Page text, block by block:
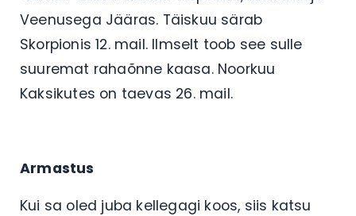
Veenusega Jääras. Täiskuu särab
Skorpionis 12. mail. Ilmselt toob see sulle
suuremat rahaõnne kaasa. Noorkuu
Kaksikutes on taevas 26. mail.
Armastus
Kui sa oled juba kellegagi koos, siis katsu